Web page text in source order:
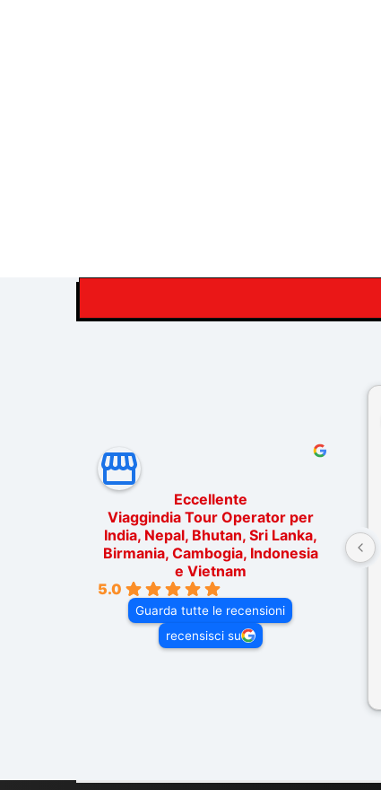
Eccellente
Viaggindia Tour Operator per
India, Nepal, Bhutan, Sri Lanka,
Birmania, Cambogia, Indonesia
e Vietnam
5.0
Guarda tutte le recensioni
recensisci su